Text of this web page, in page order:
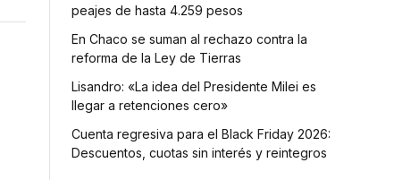
peajes de hasta 4.259 pesos
En Chaco se suman al rechazo contra la
reforma de la Ley de Tierras
Lisandro: «La idea del Presidente Milei es
llegar a retenciones cero»
Cuenta regresiva para el Black Friday 2026:
Descuentos, cuotas sin interés y reintegros